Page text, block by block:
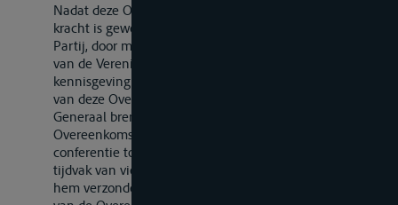
Nadat deze Overeenkomst gedurende drie jaar van
kracht is geweest kan elke Overeenkomstsluitende
Partij, door middel van een aan de Secretaris-Generaal
van de Verenigde Naties gerichte schriftelijke
kennisgeving, verzoeken een conferentie tot herziening
van deze Overeenkomst bijeen te roepen. De Secretaris-
Generaal brengt dit verzoek ter kennis van alle
Overeenkomstsluitende Partijen en roept een
conferentie tot herziening bijeen, indien binnen een
tijdvak van vier maanden na dagtekening van de door
hem verzonden kennisgeving ten minste een vierde